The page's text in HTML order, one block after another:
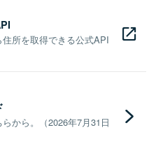
所を取得できる公式API
から。（2026年7月31日